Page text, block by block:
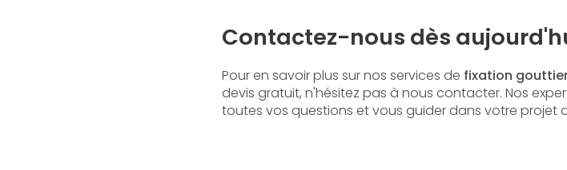
Contactez-nous dès
Pour en savoir plus sur nos services de fixation
devis gratuit, n'hésitez pas à nous contacter. Nos
toutes vos questions et vous guider dans votre projet